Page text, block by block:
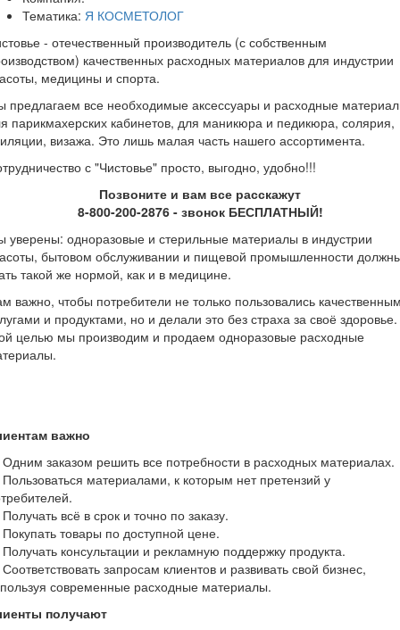
Тематика: Я КОСМЕТОЛОГ
- отечественный производитель (с собственным
качественных расходных материалов для индустрии
медицины и спорта.
предлагаем все необходимые аксессуары и расходные
парикмахерских кабинетов, для маникюра и педикюра, солярия,
визажа. Это лишь малая часть нашего ассортимента.
с "Чистовье" просто, выгодно, удобно!!!
Позвоните и вам все расскажут
8-800-200-2876 - звонок БЕСПЛАТНЫЙ!
уверены: одноразовые и стерильные материалы в индустрии
бытовом обслуживании и пищевой промышленности
такой же нормой, как и в медицине.
важно, чтобы потребители не только пользовались
и продуктами, но и делали это без страха за своё
целью мы производим и продаем одноразовые расходные
важно
заказом решить все потребности в расходных материалах.
материалами, к которым нет претензий у
всё в срок и точно по заказу.
товары по доступной цене.
консультации и рекламную поддержку продукта.
запросам клиентов и развивать свой бизнес,
современные расходные материалы.
получают